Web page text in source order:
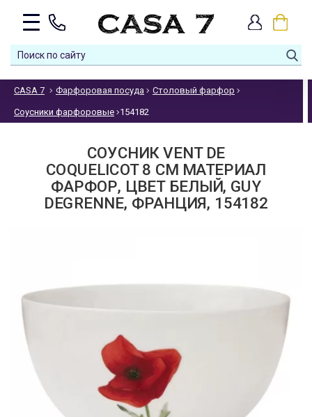
CASA 7 Фарфоровая посуда Столовый фарфор
Соусники фарфоровые 154182
СОУСНИК VENT DE
COQUELICOT 8 СМ МАТЕРИАЛ
ФАРФОР, ЦВЕТ БЕЛЫЙ, GUY
DEGRENNE, ФРАНЦИЯ, 154182